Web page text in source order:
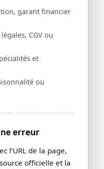
garant financier
CGV ou
et
ou
erreur
l’URL de la page,
officielle et la